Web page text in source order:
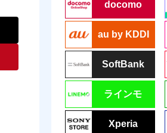
docomo
au by KDDI
SoftBank
ラインモ
Xperia